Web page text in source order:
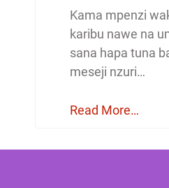
Kama mpenzi
karibu nawe na
sana hapa tuna
meseji nzuri…
Read More…